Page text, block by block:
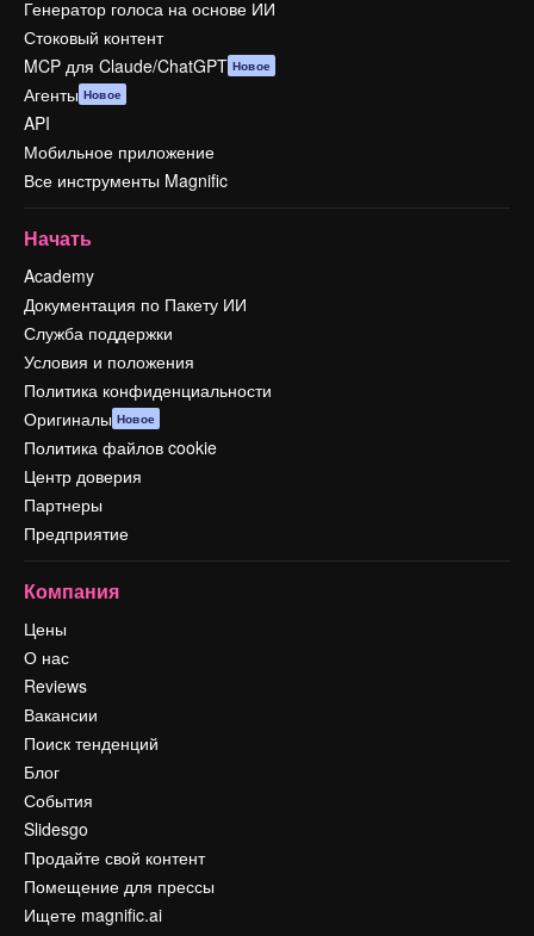
Генератор голоса на основе ИИ
Стоковый контент
MCP для Claude/ChatGPT Новое
Агенты Новое
API
Мобильное приложение
Все инструменты Magnific
Начать
Academy
Документация по Пакету ИИ
Служба поддержки
Условия и положения
Политика конфиденциальности
Оригиналы Новое
Политика файлов cookie
Центр доверия
Партнеры
Предприятие
Компания
Цены
О нас
Reviews
Вакансии
Поиск тенденций
Блог
События
Slidesgo
Продайте свой контент
Помещение для прессы
Ищете magnific.ai